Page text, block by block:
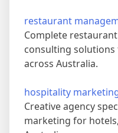
restaurant
Complete
consulting
across Australia.
hospitality
Creative agency
marketing for